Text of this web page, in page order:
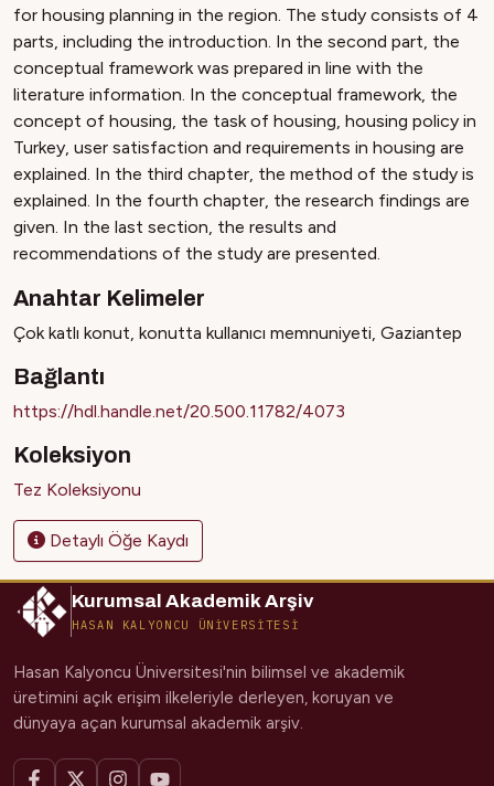
for housing planning in the region. The study consists of 4
parts, including the introduction. In the second part, the
conceptual framework was prepared in line with the
literature information. In the conceptual framework, the
concept of housing, the task of housing, housing policy in
Turkey, user satisfaction and requirements in housing are
explained. In the third chapter, the method of the study is
explained. In the fourth chapter, the research findings are
given. In the last section, the results and
recommendations of the study are presented.
Anahtar Kelimeler
Çok katlı konut konutta kullanıcı memnuniyeti Gaziantep
Bağlantı
https://hdl.handle.net/20.500.11782/4073
Koleksiyon
Tez Koleksiyonu
Detaylı Öğe Kaydı
Kurumsal Akademik Arşiv
HASAN KALYONCU ÜNİVERSİTESİ
Hasan Kalyoncu Üniversitesi'nin bilimsel ve akademik
üretimini açık erişim ilkeleriyle derleyen, koruyan ve
dünyaya açan kurumsal akademik arşiv.